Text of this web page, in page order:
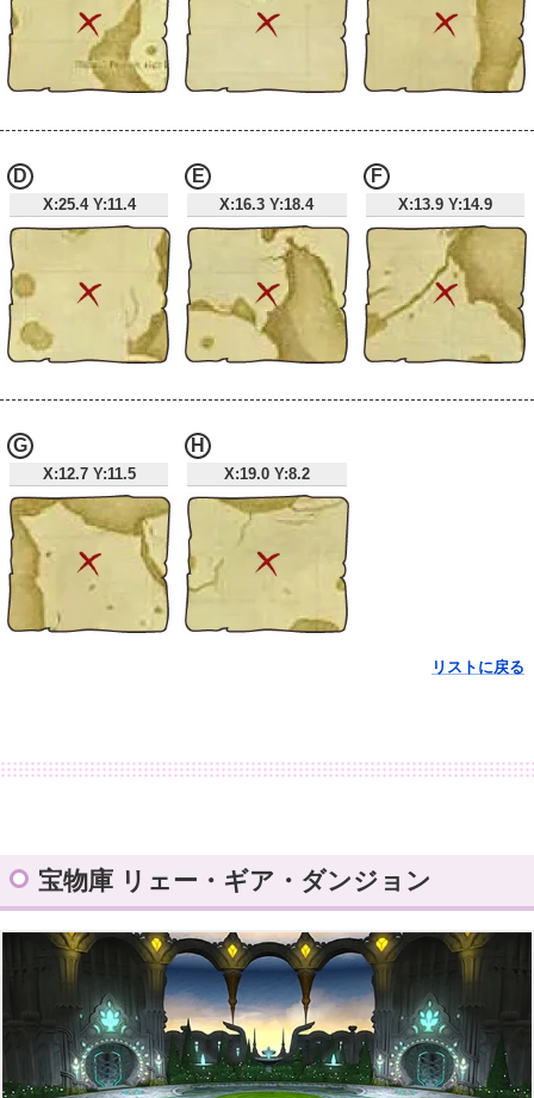
X:25.4 Y:11.4
D
X:16.3 Y:18.4
E
X:13.9 Y:14.9
F
X:12.7 Y:11.5
G
X:19.0 Y:8.2
H
リストに戻る
宝物庫 リェー・ギア・ダンジョン